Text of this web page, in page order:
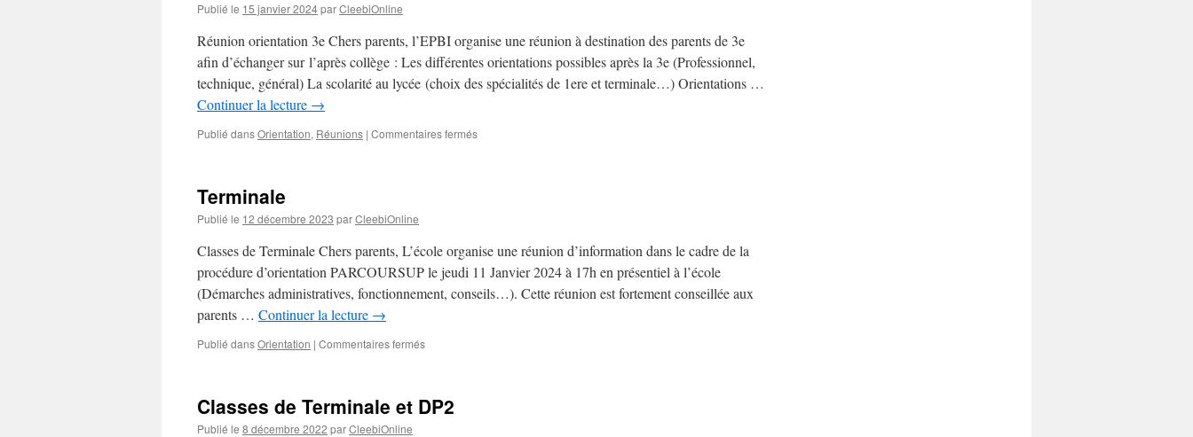
Publié le 15 janvier 2024parCleebiOnline
Réunion orientation 3e Chers parents, l’EPBI organise une réunion à destination des parents de 3e
afin d’échanger sur l’après collège : Les différentes orientations possibles après la 3e (Professionnel,
technique, général) La scolarité au lycée (choix des spécialités de 1ere et terminale…) Orientations …
Continuer la lecture →
Publié dansOrientation, Réunions | Commentaires ferméssur
Terminale
Publié le 12 décembre 2023 parCleebiOnline
Classes de Terminale Chers parents, L’école organise une réunion d’information dans le cadre de la
procédure d’orientation PARCOURSUP le jeudi 11 Janvier 2024 à 17h en présentiel à l’école
(Démarches administratives, fonctionnement, conseils…). Cette réunion est fortement conseillée aux
parents … Continuer la lecture →
Publié dansOrientation | Commentaires ferméssur
Classes de Terminale et DP2
Publié le 8 décembre 2022 parCleebiOnline